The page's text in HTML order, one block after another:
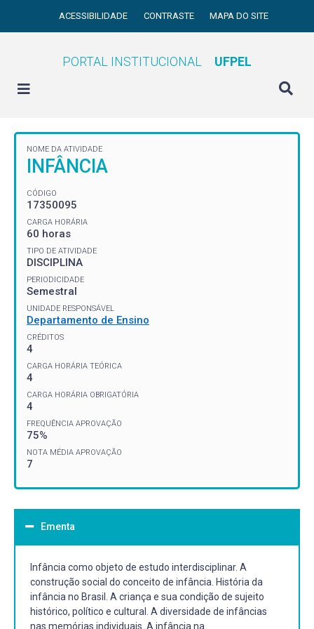
ACESSIBILIDADE CONTRASTE MAPA DO SITE
PORTAL INSTITUCIONAL UFPEL
NOME DA ATIVIDADE
INFÂNCIA
CÓDIGO
17350095
CARGA HORÁRIA
60 horas
TIPO DE ATIVIDADE
DISCIPLINA
PERIODICIDADE
Semestral
UNIDADE RESPONSÁVEL
Departamento de Ensino
CRÉDITOS
4
CARGA HORÁRIA TEÓRICA
4
CARGA HORÁRIA OBRIGATÓRIA
4
FREQUÊNCIA APROVAÇÃO
75%
NOTA MÉDIA APROVAÇÃO
7
Ementa
Infância como objeto de estudo interdisciplinar. A
construção social do conceito de infância. História da
infância no Brasil. A criança e sua condição de sujeito
histórico, político e cultural. A diversidade de infâncias
nas memórias individuais. A infância na